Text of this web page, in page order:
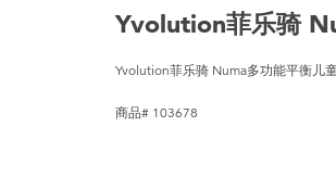
Yvolution菲乐骑
Yvolution菲乐骑 Numa多功能平衡儿
商品# 103678